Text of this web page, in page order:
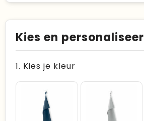
Kies en personaliseer
1. Kies je kleur